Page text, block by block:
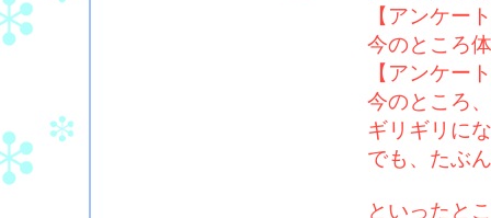
【アンケー
今のところ
【アンケー
今のところ
ギリギリに
でも、たぶ
といったと